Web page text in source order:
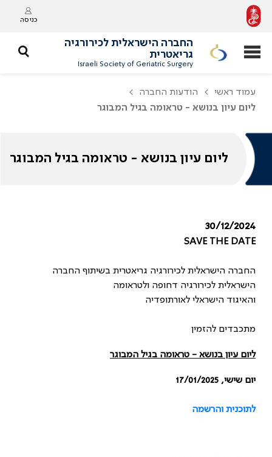
כניסה
החברה הישראלית לכירורגיה
גריאטרית
Israeli Society of Geriatric Surgery
עמוד ראשי
הודעות החברה
ליום עיון בנושא - טראומה בגיל המבוגר
ליום עיון בנושא - טראומה בגיל המבוגר
30/12/2024
SAVE THE DATE
החברה הישראלית לכירורגיה גריאטרית בשיתוף החברה
הישראלית לכירורגיה דחופה ולטראומה
והאיגוד הישראלי לאורתופדיה
מתכבדים להזמין
ליום עיון בנושא - טראומה בגיל המבוגר
יום שישי, 17/01/2025
לתוכנית והרשמה